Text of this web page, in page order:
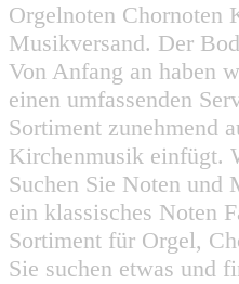
Orgelnoten Chornoten
Musikversand. Der
Von Anfang an haben
einen umfassenden
Sortiment zunehmend
Kirchenmusik einfügt.
Suchen Sie Noten
ein klassisches Noten
Sortiment für Orgel,
Sie suchen etwas und